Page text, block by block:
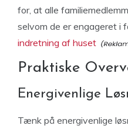
for, at alle
selvom de er engageret i
indretning af huset
Praktiske
Energivenlige
Tænk på energivenlige